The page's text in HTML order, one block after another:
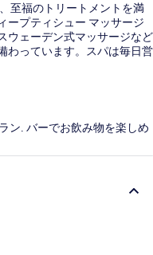
至福のトリートメントを満
ープティシュー マッサージ
ウェーデン式マッサージなど
わっています。スパは毎日営
ン. バーでお飲み物を楽しめ